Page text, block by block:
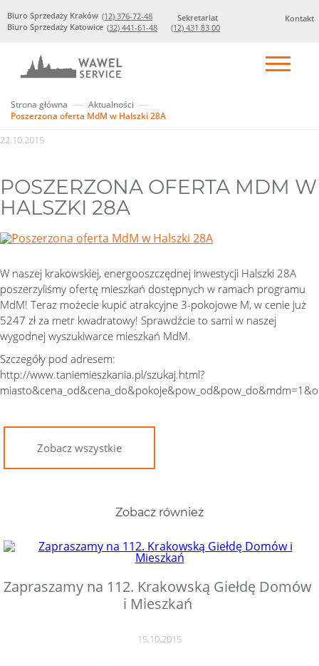
Kontakt
Biuro Sprzedaży Kraków (12) 376-72-48
Biuro Sprzedaży Katowice (32) 441-61-48
Sekretariat
(12) 431 83 00
Strona główna
Aktualności
Poszerzona oferta MdM w Halszki 28A
22.10.2015
POSZERZONA OFERTA MDM W
HALSZKI 28A
W naszej krakowskiej, energooszczędnej inwestycji Halszki 28A
poszerzyliśmy ofertę mieszkań dostępnych w ramach programu
MdM! Teraz możecie kupić atrakcyjne 3-pokojowe M, w cenie już
5247 zł za metr kwadratowy! Sprawdźcie to sami w naszej
wygodnej wyszukiwarce mieszkań MdM.
Szczegóły pod adresem:
http://www.taniemieszkania.pl/szukaj.html?
Zobacz wszystkie
Zobacz również
Zapraszamy na 112. Krakowską Giełdę Domów
i Mieszkań
15.10.2015